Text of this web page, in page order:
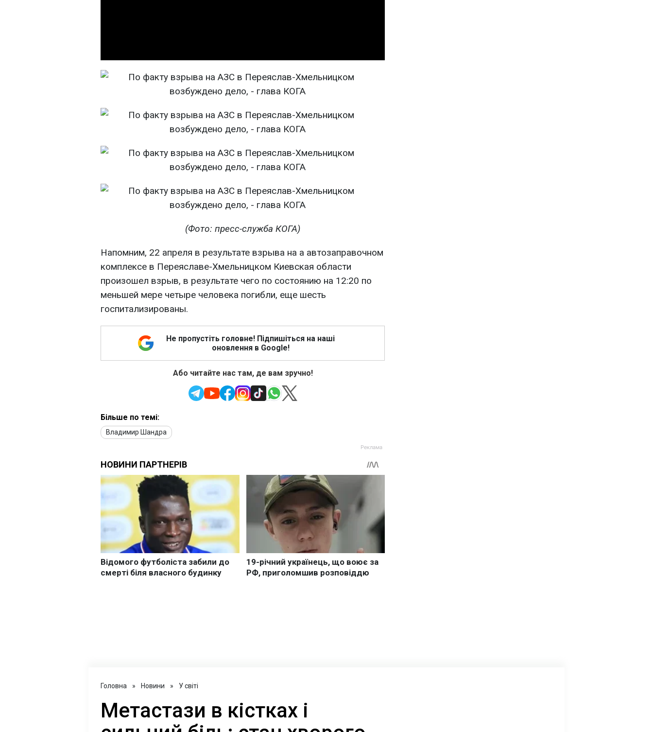
(Фото: пресс-служба КОГА)
Напомним, 22 апреля в результате взрыва на а автозаправочном
комплексе в Переяславе-Хмельницком Киевская области
произошел взрыв, в результате чего по состоянию на 12:20 по
меньшей мере четыре человека погибли, еще шесть
госпитализированы.
Не пропустіть головне! Підпишіться на наші
оновлення в Google!
Або читайте нас там, де вам зручно!
Більше по темі:
Владимир Шандра
Головна » Новини » У світі
Метастази в кістках і